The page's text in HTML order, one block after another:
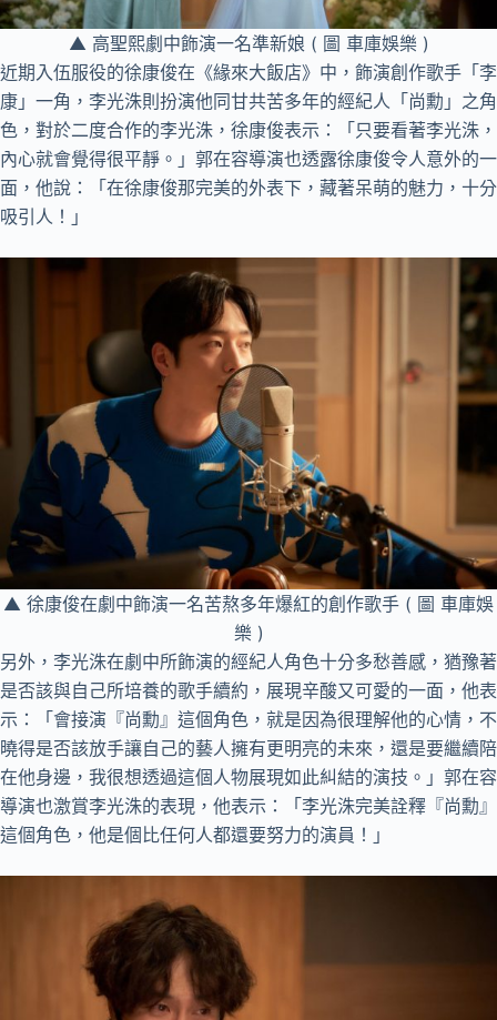
▲ 高聖熙劇中飾演一名準新娘 ( 圖 車庫娛樂 )
近期入伍服役的徐康俊在《緣來大飯店》中，飾演創作歌手「李
康」一角，李光洙則扮演他同甘共苦多年的經紀人「尚勳」之角
色，對於二度合作的李光洙，徐康俊表示：「只要看著李光洙，
內心就會覺得很平靜。」郭在容導演也透露徐康俊令人意外的一
面，他說：「在徐康俊那完美的外表下，藏著呆萌的魅力，十分
吸引人！」
▲ 徐康俊在劇中飾演一名苦熬多年爆紅的創作歌手 ( 圖 車庫娛
樂 )
另外，李光洙在劇中所飾演的經紀人角色十分多愁善感，猶豫著
是否該與自己所培養的歌手續約，展現辛酸又可愛的一面，他表
示：「會接演『尚勳』這個角色，就是因為很理解他的心情，不
曉得是否該放手讓自己的藝人擁有更明亮的未來，還是要繼續陪
在他身邊，我很想透過這個人物展現如此糾結的演技。」郭在容
導演也激賞李光洙的表現，他表示：「李光洙完美詮釋『尚勳』
這個角色，他是個比任何人都還要努力的演員！」